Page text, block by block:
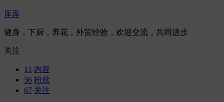
库库
健身，下厨，养花，外贸经验，欢迎交流，共同进步
关注
11 内容
36 粉丝
67 关注